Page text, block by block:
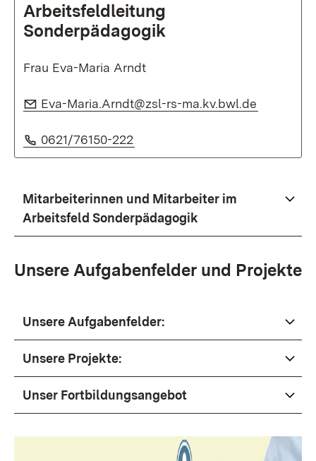
Arbeitsfeldleitung
Sonderpädagogik
Frau Eva-Maria Arndt
E-Mail:
Eva-Maria.Arndt@zsl-rs-ma.kv.bwl.de
Phone:
0621/76150-222
Mitarbeiterinnen und Mitarbeiter im
Arbeitsfeld Sonderpädagogik
Unsere Aufgabenfelder und Projekte
Unsere Aufgabenfelder:
Unsere Projekte:
Unser Fortbildungsangebot